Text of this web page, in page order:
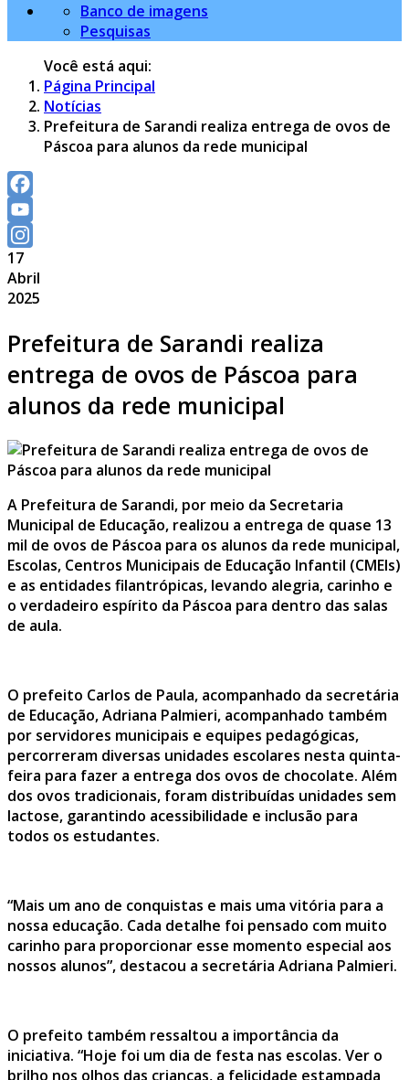
Banco de imagens
Pesquisas
Você está aqui:
Página Principal
Notícias
Prefeitura de Sarandi realiza entrega de ovos de
Páscoa para alunos da rede municipal
Facebook
YouTube
Channel
Instagram
17
Abril
2025
Prefeitura de Sarandi realiza
entrega de ovos de Páscoa para
alunos da rede municipal
A Prefeitura de Sarandi, por meio da Secretaria
Municipal de Educação, realizou a entrega de quase 13
mil de ovos de Páscoa para os alunos da rede municipal,
Escolas, Centros Municipais de Educação Infantil (CMEIs)
e as entidades filantrópicas, levando alegria, carinho e
o verdadeiro espírito da Páscoa para dentro das salas
de aula.
O prefeito Carlos de Paula, acompanhado da secretária
de Educação, Adriana Palmieri, acompanhado também
por servidores municipais e equipes pedagógicas,
percorreram diversas unidades escolares nesta quinta-
feira para fazer a entrega dos ovos de chocolate. Além
dos ovos tradicionais, foram distribuídas unidades sem
lactose, garantindo acessibilidade e inclusão para
todos os estudantes.
“Mais um ano de conquistas e mais uma vitória para a
nossa educação. Cada detalhe foi pensado com muito
carinho para proporcionar esse momento especial aos
nossos alunos”, destacou a secretária Adriana Palmieri.
O prefeito também ressaltou a importância da
iniciativa. “Hoje foi um dia de festa nas escolas. Ver o
brilho nos olhos das crianças, a felicidade estampada